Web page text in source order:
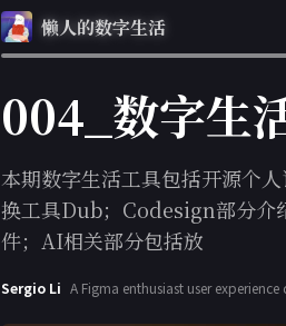
懒人的数字生活
004_数字生
本期数字生活工具包括开源个
换工具Dub；Codesign部分介
件；AI相关部分包括放
Sergio Li A Figma enthusiast user experience